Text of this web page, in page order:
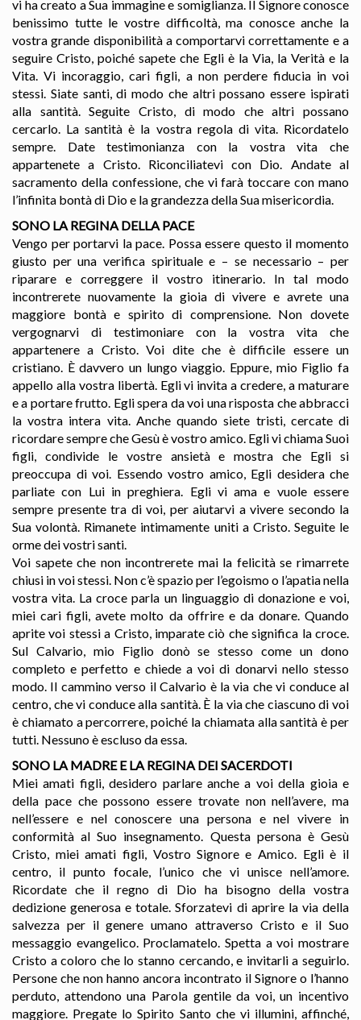
vi ha creato a Sua immagine e somiglianza. Il Signore conosce
benissimo tutte le vostre difficoltà, ma conosce anche la
vostra grande disponibilità a comportarvi correttamente e a
seguire Cristo, poiché sapete che Egli è la Via, la Verità e la
Vita. Vi incoraggio, cari figli, a non perdere fiducia in voi
stessi. Siate santi, di modo che altri possano essere ispirati
alla santità. Seguite Cristo, di modo che altri possano
cercarlo. La santità è la vostra regola di vita. Ricordatelo
sempre. Date testimonianza con la vostra vita che
appartenete a Cristo. Riconciliatevi con Dio. Andate al
sacramento della confessione, che vi farà toccare con mano
l’infinita bontà di Dio e la grandezza della Sua misericordia.
SONO LA REGINA DELLA PACE
Vengo per portarvi la pace. Possa essere questo il momento
giusto per una verifica spirituale e – se necessario – per
riparare e correggere il vostro itinerario. In tal modo
incontrerete nuovamente la gioia di vivere e avrete una
maggiore bontà e spirito di comprensione. Non dovete
vergognarvi di testimoniare con la vostra vita che
appartenere a Cristo. Voi dite che è difficile essere un
cristiano. È davvero un lungo viaggio. Eppure, mio Figlio fa
appello alla vostra libertà. Egli vi invita a credere, a maturare
e a portare frutto. Egli spera da voi una risposta che abbracci
la vostra intera vita. Anche quando siete tristi, cercate di
ricordare sempre che Gesù è vostro amico. Egli vi chiama Suoi
figli, condivide le vostre ansietà e mostra che Egli si
preoccupa di voi. Essendo vostro amico, Egli desidera che
parliate con Lui in preghiera. Egli vi ama e vuole essere
sempre presente tra di voi, per aiutarvi a vivere secondo la
Sua volontà. Rimanete intimamente uniti a Cristo. Seguite le
orme dei vostri santi.
Voi sapete che non incontrerete mai la felicità se rimarrete
chiusi in voi stessi. Non c’è spazio per l’egoismo o l’apatia nella
vostra vita. La croce parla un linguaggio di donazione e voi,
miei cari figli, avete molto da offrire e da donare. Quando
aprite voi stessi a Cristo, imparate ciò che significa la croce.
Sul Calvario, mio Figlio donò se stesso come un dono
completo e perfetto e chiede a voi di donarvi nello stesso
modo. Il cammino verso il Calvario è la via che vi conduce al
centro, che vi conduce alla santità. È la via che ciascuno di voi
è chiamato a percorrere, poiché la chiamata alla santità è per
tutti. Nessuno è escluso da essa.
SONO LA MADRE E LA REGINA DEI SACERDOTI
Miei amati figli, desidero parlare anche a voi della gioia e
della pace che possono essere trovate non nell’avere, ma
nell’essere e nel conoscere una persona e nel vivere in
conformità al Suo insegnamento. Questa persona è Gesù
Cristo, miei amati figli, Vostro Signore e Amico. Egli è il
centro, il punto focale, l’unico che vi unisce nell’amore.
Ricordate che il regno di Dio ha bisogno della vostra
dedizione generosa e totale. Sforzatevi di aprire la via della
salvezza per il genere umano attraverso Cristo e il Suo
messaggio evangelico. Proclamatelo. Spetta a voi mostrare
Cristo a coloro che lo stanno cercando, e invitarli a seguirlo.
Persone che non hanno ancora incontrato il Signore o l’hanno
perduto, attendono una Parola gentile da voi, un incentivo
maggiore. Pregate lo Spirito Santo che vi illumini, affinché,